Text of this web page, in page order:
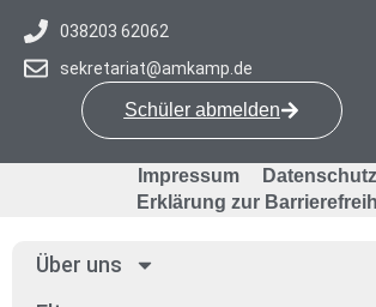
038203 62062
sekretariat@amkamp.de
Schüler abmelden
Impressum
Datenschutz
Erklärung zur
Über uns